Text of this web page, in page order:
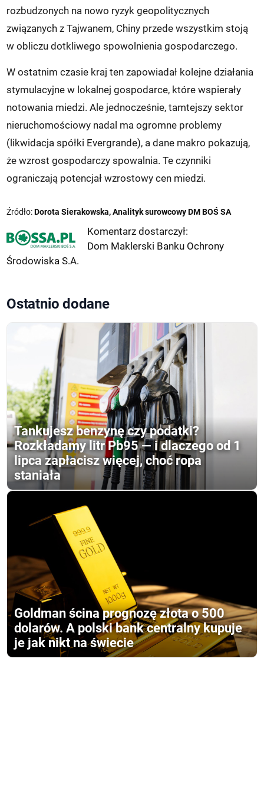
rozbudzonych na nowo ryzyk geopolitycznych
związanych z Tajwanem, Chiny przede wszystkim stoją
w obliczu dotkliwego spowolnienia gospodarczego.
W ostatnim czasie kraj ten zapowiadał kolejne działania
stymulacyjne w lokalnej gospodarce, które wspierały
notowania miedzi. Ale jednocześnie, tamtejszy sektor
nieruchomościowy nadal ma ogromne problemy
(likwidacja spółki Evergrande), a dane makro pokazują,
że wzrost gospodarczy spowalnia. Te czynniki
ograniczają potencjał wzrostowy cen miedzi.
Źródło:Dorota Sierakowska, Analityk surowcowy DM BOŚ SA
Komentarz dostarczył:
Dom Maklerski Banku Ochrony
Środowiska S.A.
Ostatnio dodane
Tankujesz benzynę czy podatki?
Rozkładamy litr Pb95 — i dlaczego od 1
lipca zapłacisz więcej, choć ropa
staniała
Goldman ścina prognozę złota o 500
dolarów. A polski bank centralny kupuje
je jak nikt na świecie